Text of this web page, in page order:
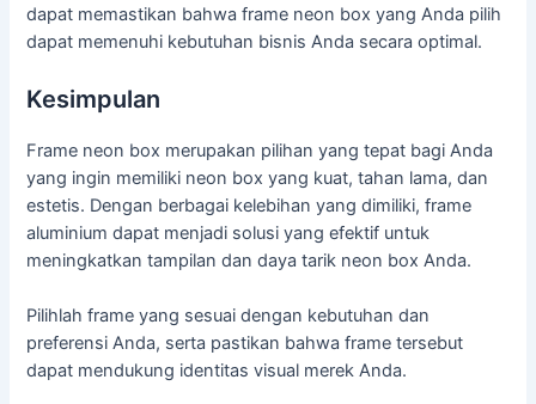
dapat memastikan bahwa frame neon box yang Anda pilih
dapat memenuhi kebutuhan bisnis Anda secara optimal.
Kesimpulan
Frame neon box merupakan pilihan yang tepat bagi Anda
yang ingin memiliki neon box yang kuat, tahan lama, dan
estetis. Dengan berbagai kelebihan yang dimiliki, frame
aluminium dapat menjadi solusi yang efektif untuk
meningkatkan tampilan dan daya tarik neon box Anda.
Pilihlah frame yang sesuai dengan kebutuhan dan
preferensi Anda, serta pastikan bahwa frame tersebut
dapat mendukung identitas visual merek Anda.